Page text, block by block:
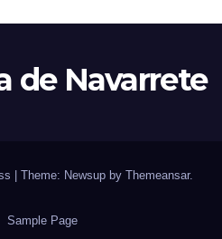
de Navarrete
| Theme: Newsup by Themeansar.
Sample Page